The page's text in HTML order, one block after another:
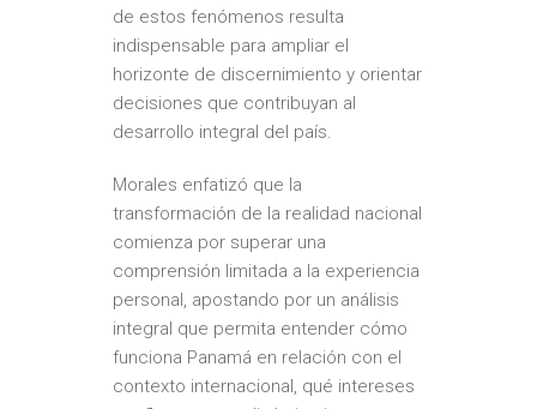
de estos fenómenos resulta
indispensable para ampliar el
horizonte de discernimiento y orientar
decisiones que contribuyan al
desarrollo integral del país.
Morales enfatizó que la
transformación de la realidad nacional
comienza por superar una
comprensión limitada a la experiencia
personal, apostando por un análisis
integral que permita entender cómo
funciona Panamá en relación con el
contexto internacional, qué intereses